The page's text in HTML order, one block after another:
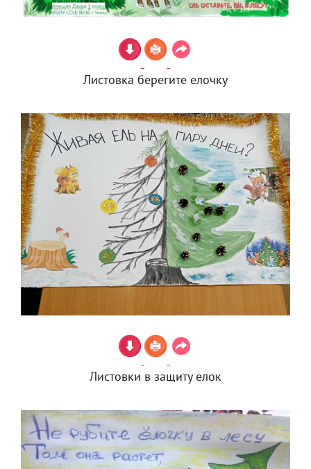
Листовка берегите елочку
Листовки в защиту елок